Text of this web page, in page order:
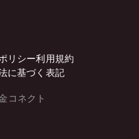
リシー利用規約
に基づく表記
コネクト